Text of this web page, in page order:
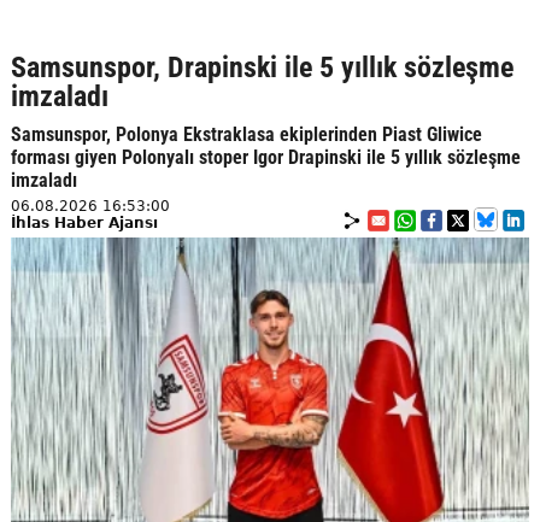
Samsunspor, Drapinski ile 5 yıllık sözleşme
imzaladı
Samsunspor, Polonya Ekstraklasa ekiplerinden Piast Gliwice
forması giyen Polonyalı stoper Igor Drapinski ile 5 yıllık sözleşme
imzaladı
06.08.2026 16:53:00
İhlas Haber Ajansı